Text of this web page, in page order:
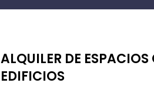
ALQUILER DE
EDIFICIOS